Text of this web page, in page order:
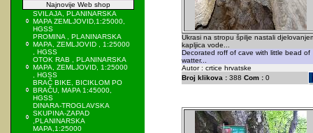
Najnovije Web shop
SVILAJA, PLANINARSKA
MAPA ZEMLJOVID,1:25000,
HGSS
PROMINA , PLANINARSKA
MAPA, ZEMLJOVID , 1:25000
, HGSS
OTOK RAB , PLANINARSKA
MAPA, ZEMLJOVID, 1:25000
, HGSS
BRAČ BIKE, BICIKLOM PO
BRAČU, MAPA 1:45000,
HGSS
DINARA-TROGLAVSKA
SKUPINA-ZAPAD
,PLANINARSKA
MAPA,1:25000
Ukrasi na stropu špilje nastali
kapljica vode...
Decorated roff of cave with little bead of
watter...
Autor : crtice hrvatske
Broj klikova :388 Com :0